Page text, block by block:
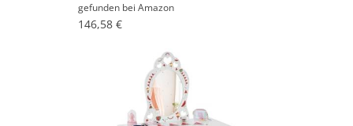
gefunden bei Amazon
146,58 €